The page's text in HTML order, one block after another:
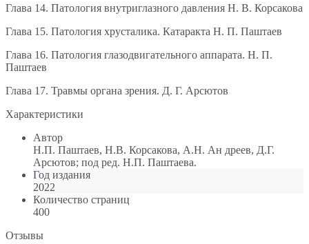
Глава 14. Патология внутриглазного давления Н. В. Корсакова
Глава 15. Патология хрусталика. Катаракта Н. П. Паштаев
Глава 16. Патология глазодвигательного аппарата. Н. П.
Паштаев
Глава 17. Травмы органа зрения. Д. Г. Арсютов
Характеристики
Автор
Н.П. Паштаев, Н.В. Корсакова, А.Н. Ан дреев, Д.Г.
Арсютов; под ред. Н.П. Паштаева.
Год издания
2022
Количество страниц
400
Отзывы